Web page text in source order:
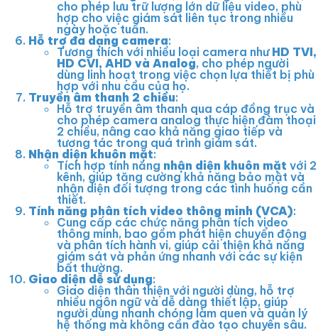
cho phép lưu trữ lượng lớn dữ liệu video, phù
hợp cho việc giám sát liên tục trong nhiều
ngày hoặc tuần.
Hỗ trợ đa dạng camera:
Tương thích với nhiều loại camera như HD TVI,
HD CVI, AHD và Analog, cho phép người
dùng linh hoạt trong việc chọn lựa thiết bị phù
hợp với nhu cầu của họ.
Truyền âm thanh 2 chiều:
Hỗ trợ truyền âm thanh qua cáp đồng trục và
cho phép camera analog thực hiện đàm thoại
2 chiều, nâng cao khả năng giao tiếp và
tương tác trong quá trình giám sát.
Nhận diện khuôn mặt:
Tích hợp tính năng nhận diện khuôn mặt với 2
kênh, giúp tăng cường khả năng bảo mật và
nhận diện đối tượng trong các tình huống cần
thiết.
Tính năng phân tích video thông minh (VCA):
Cung cấp các chức năng phân tích video
thông minh, bao gồm phát hiện chuyển động
và phân tích hành vi, giúp cải thiện khả năng
giám sát và phản ứng nhanh với các sự kiện
bất thường.
Giao diện dễ sử dụng:
Giao diện thân thiện với người dùng, hỗ trợ
nhiều ngôn ngữ và dễ dàng thiết lập, giúp
người dùng nhanh chóng làm quen và quản lý
hệ thống mà không cần đào tạo chuyên sâu.